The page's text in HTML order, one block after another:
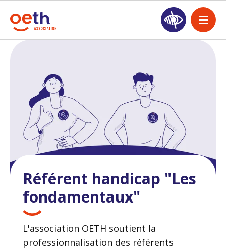
Référent handicap "Les
fondamentaux"
L'association OETH soutient la
professionnalisation des référents